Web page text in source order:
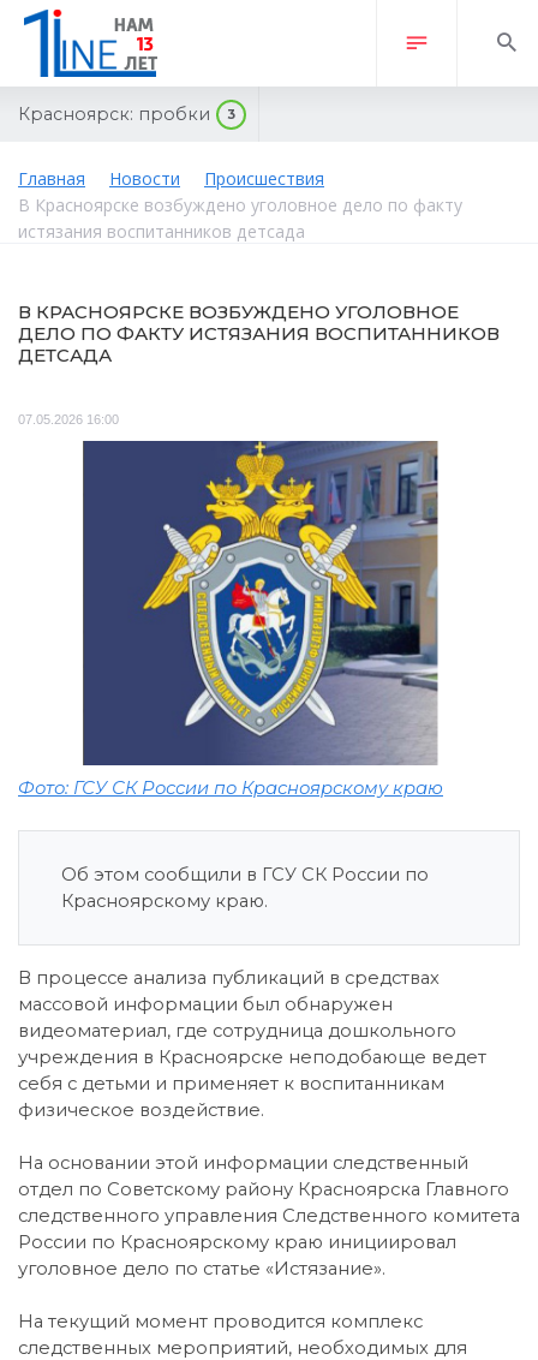
Красноярск: пробки 3
Главная Новости
Происшествия
В Красноярске возбуждено уголовное дело по факту
истязания воспитанников детсада
В КРАСНОЯРСКЕ ВОЗБУЖДЕНО УГОЛОВНОЕ
ДЕЛО ПО ФАКТУ ИСТЯЗАНИЯ ВОСПИТАННИКОВ
ДЕТСАДА
07.05.2026 16:00
Фото: ГСУ СК России по Красноярскому краю
Об этом сообщили в ГСУ СК России по
Красноярскому краю.
В процессе анализа публикаций в средствах
массовой информации был обнаружен
видеоматериал, где сотрудница дошкольного
учреждения в Красноярске неподобающе ведет
себя с детьми и применяет к воспитанникам
физическое воздействие.
На основании этой информации следственный
отдел по Советскому району Красноярска Главного
следственного управления Следственного комитета
России по Красноярскому краю инициировал
уголовное дело по статье «Истязание».
На текущий момент проводится комплекс
следственных мероприятий, необходимых для